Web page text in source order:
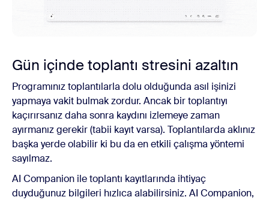
Gün içinde toplantı stresini azaltın
Programınız toplantılarla dolu olduğunda asıl işinizi
yapmaya vakit bulmak zordur. Ancak bir toplantıyı
kaçırırsanız daha sonra kaydını izlemeye zaman
ayırmanız gerekir (tabii kayıt varsa). Toplantılarda aklınız
başka yerde olabilir ki bu da en etkili çalışma yöntemi
sayılmaz.
AI Companion ile toplantı kayıtlarında ihtiyaç
duyduğunuz bilgileri hızlıca alabilirsiniz. AI Companion,